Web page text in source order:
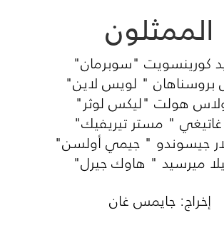
الممثلون
كورينسويت "سوبرمان"
بروسناهان " لويس لاين"
هولت "ليكس لوثر"
" مستر تيريفيك"
جيسوندو " جيمي أولسن"
ميرسيد " هاوك جيرل"
إخراج: جايمس غان